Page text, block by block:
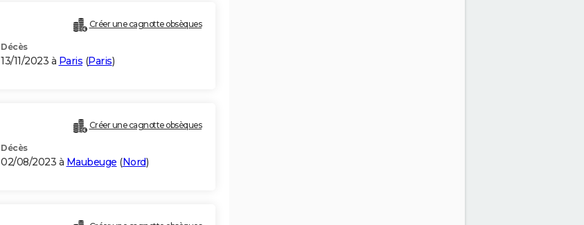
Créer une cagnotte obsèques
Décès
13/11/2023 à Paris (Paris)
Créer une cagnotte obsèques
Décès
02/08/2023 à Maubeuge (Nord)